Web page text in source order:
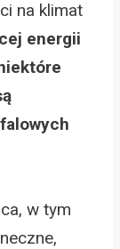
na klimat
energii
w tym